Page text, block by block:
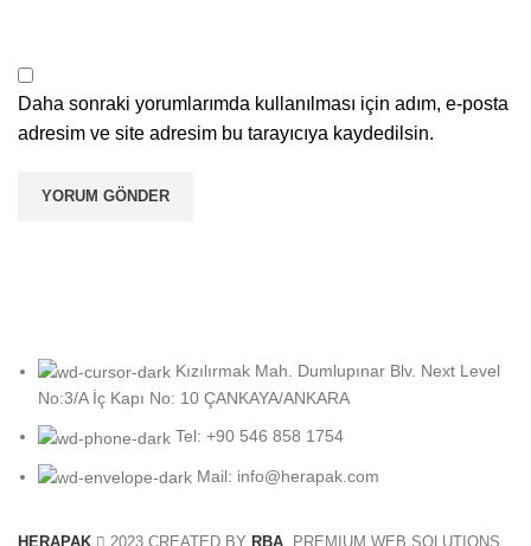
Daha sonraki yorumlarımda kullanılması için adım, e-posta
adresim ve site adresim bu tarayıcıya kaydedilsin.
Kızılırmak Mah. Dumlupınar Blv. Next Level
No:3/A İç Kapı No: 10 ÇANKAYA/ANKARA
Tel: +90 546 858 1754
Mail: info@herapak.com
HERAPAK 2023 CREATED BY RBA . PREMIUM WEB SOLUTIONS.